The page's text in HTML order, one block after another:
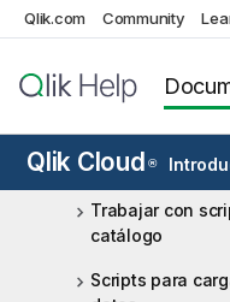
Qlik.com Community
Qlik Cloud ®
Cargar y
Carga y
con secuencias
Usar el Editor
Trabajar con
catálogo
Scripts para